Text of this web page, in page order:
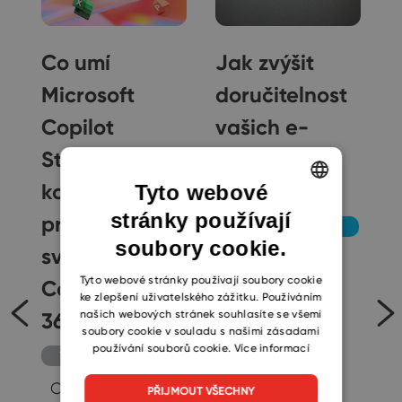
Co umí
Microsoft
Copilot
Studio? (+
kompletní
průvodce
světem
Copilotů v MS
365)
Technologie
Obsah: Toto je
Jak zvýšit
doručitelnost
vašich e-
mailových
kampaní
Obchod a marketing
Lámete si hlavu
nad důmyslným
sdělením a
perfektním
designem, ale
ENGLISH
CZECH
SLOVAK
Tyto webové
stránky používají
soubory cookie.
Tyto webové stránky používají soubory cookie
ke zlepšení uživatelského zážitku. Používáním
našich webových stránek souhlasíte se všemi
soubory cookie v souladu s našimi zásadami
používání souborů cookie. Více informací
PŘIJMOUT VŠECHNY